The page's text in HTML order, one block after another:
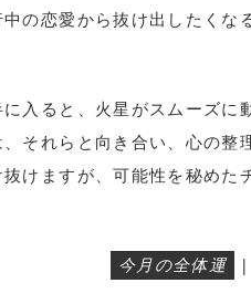
中の恋愛から抜け出したくな
に入ると、火星がスムーズに
、それらと向き合い、心の整
けますが、可能性を秘めた
今月の全体運 |